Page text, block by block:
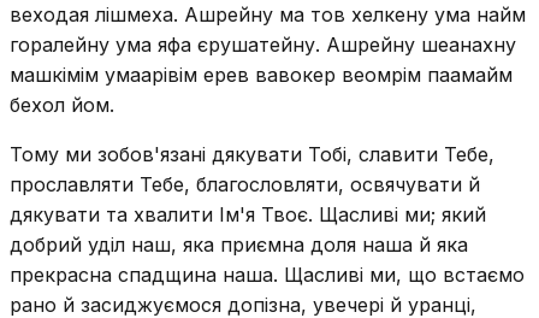
веходая лішмеха. Ашрейну ма тов хелкену ума найм
горалейну ума яфа єрушатейну. Ашрейну шеанахну
машкімім умаарівім ерев вавокер веомрім паамайм
бехол йом.
Тому ми зобов'язані дякувати Тобі, славити Тебе,
прославляти Тебе, благословляти, освячувати й
дякувати та хвалити Ім'я Твоє. Щасливі ми; який
добрий уділ наш, яка приємна доля наша й яка
прекрасна спадщина наша. Щасливі ми, що встаємо
рано й засиджуємося допізна, увечері й уранці,